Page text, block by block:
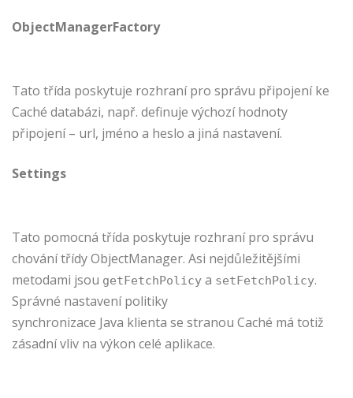
ObjectManagerFactory
Tato třída poskytuje rozhraní pro správu připojení ke
Caché databázi, např. definuje výchozí hodnoty
připojení – url, jméno a heslo a jiná nastavení.
Settings
Tato pomocná třída poskytuje rozhraní pro správu
chování třídy ObjectManager. Asi nejdůležitějšími
metodami jsou getFetchPolicy a setFetchPolicy.
Správné nastavení politiky
synchronizace Java klienta se stranou Caché má totiž
zásadní vliv na výkon celé aplikace.